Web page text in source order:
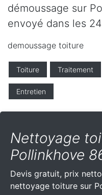
démoussage sur
envoyé dans les
demoussage toiture
Toiture Traitement
Entretien
Nettoyage
Pollinkhove
Devis gratuit, prix
nettoyage toiture sur